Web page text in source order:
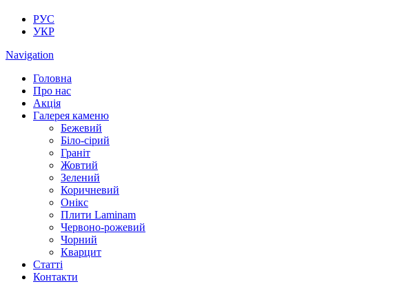
РУС
УКР
Navigation
Головна
Про нас
Акція
Галерея каменю
Бежевий
Біло-сірий
Граніт
Жовтий
Зелений
Коричневий
Онікс
Плити Laminam
Червоно-рожевий
Чорний
Кварцит
Статті
Контакти